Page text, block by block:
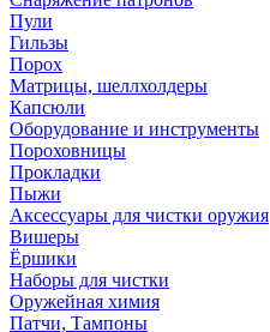
Пули
Гильзы
Порох
Матрицы, шеллхолдеры
Капсюли
Оборудование и инструменты
Пороховницы
Прокладки
Пыжи
Аксессуары для чистки оружия
Вишеры
Ёршики
Наборы для чистки
Оружейная химия
Патчи, Тампоны